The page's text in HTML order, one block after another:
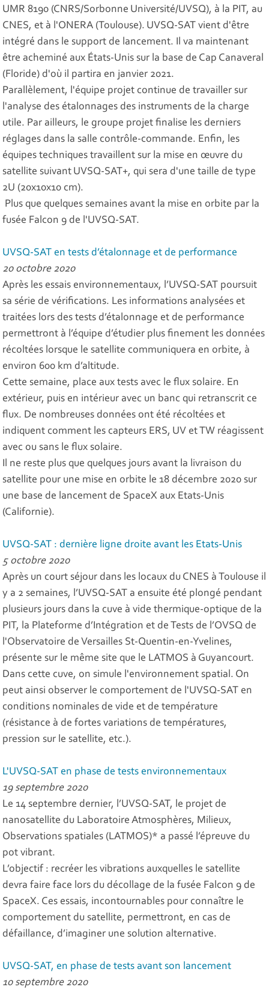
UMR 8190 (CNRS/Sorbonne Université/UVSQ), à la PIT, au
CNES, et à l'ONERA (Toulouse). UVSQ-SAT vient d'être
intégré dans le support de lancement. Il va maintenant
être acheminé aux États-Unis sur la base de Cap Canaveral
(Floride) d'où il partira en janvier 2021.
Parallèlement, l'équipe projet continue de travailler sur
l'analyse des étalonnages des instruments de la charge
utile. Par ailleurs, le groupe projet finalise les derniers
réglages dans la salle contrôle-commande. Enfin, les
équipes techniques travaillent sur la mise en œuvre du
satellite suivant UVSQ-SAT+, qui sera d'une taille de type
2U (20x10x10 cm).
Plus que quelques semaines avant la mise en orbite par la
fusée Falcon 9 de l'UVSQ-SAT.
UVSQ-SAT en tests d’étalonnage et de performance
20 octobre 2020
Après les essais environnementaux, l’UVSQ-SAT poursuit
sa série de vérifications. Les informations analysées et
traitées lors des tests d’étalonnage et de performance
permettront à l’équipe d’étudier plus finement les données
récoltées lorsque le satellite communiquera en orbite, à
environ 600 km d’altitude.
Cette semaine, place aux tests avec le flux solaire. En
extérieur, puis en intérieur avec un banc qui retranscrit ce
flux. De nombreuses données ont été récoltées et
indiquent comment les capteurs ERS, UV et TW réagissent
avec ou sans le flux solaire.
Il ne reste plus que quelques jours avant la livraison du
satellite pour une mise en orbite le 18 décembre 2020 sur
une base de lancement de SpaceX aux Etats-Unis
(Californie).
UVSQ-SAT : dernière ligne droite avant les Etats-Unis
5 octobre 2020
Après un court séjour dans les locaux du CNES à Toulouse il
y a 2 semaines, l’UVSQ-SAT a ensuite été plongé pendant
plusieurs jours dans la cuve à vide thermique-optique de la
PIT, la Plateforme d’Intégration et de Tests de l’OVSQ de
l'Observatoire de Versailles St-Quentin-en-Yvelines,
présente sur le même site que le LATMOS à Guyancourt.
Dans cette cuve, on simule l'environnement spatial. On
peut ainsi observer le comportement de l'UVSQ-SAT en
conditions nominales de vide et de température
(résistance à de fortes variations de températures,
pression sur le satellite, etc.).
L'UVSQ-SAT en phase de tests environnementaux
19 septembre 2020
Le 14 septembre dernier, l’UVSQ-SAT, le projet de
nanosatellite du Laboratoire Atmosphères, Milieux,
Observations spatiales (LATMOS)* a passé l’épreuve du
pot vibrant.
L’objectif : recréer les vibrations auxquelles le satellite
devra faire face lors du décollage de la fusée Falcon 9 de
SpaceX. Ces essais, incontournables pour connaître le
comportement du satellite, permettront, en cas de
défaillance, d’imaginer une solution alternative.
UVSQ-SAT, en phase de tests avant son lancement
10 septembre 2020